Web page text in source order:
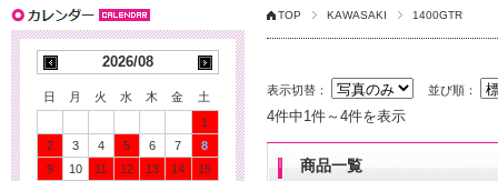
TOP KAWASAKI 1400GTR
表示切替： 並び順：
4件中1件～4件を表示
商品一覧
2026/08
日 月 火 水 木 金
土
1
2
3 4 5 6 7
8
9
10 11 12 13 14
15